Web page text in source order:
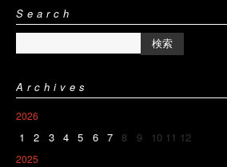
Search
Archives
2026
1 2 3 4 5 6 7 8 9 10 11 12
2025